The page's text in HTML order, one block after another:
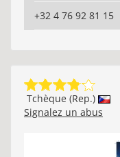
+32 4 76 92 81 15
Tchèque (Rep.)
Signalez un abus